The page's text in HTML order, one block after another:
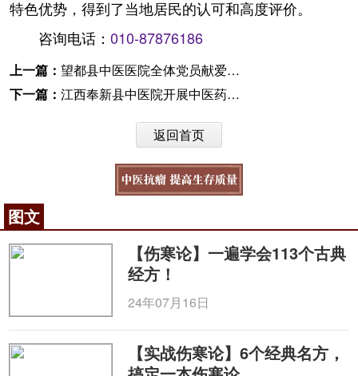
特色优势，得到了当地居民的认可和高度评价。
咨询电话： 010-87876186
上一篇： 望都县中医医院全体党员献爱心援助贫困学生
下一篇： 江西奉新县中医院开展中医药知识培训
返回首页
图文
【伤寒论】一遍学会113个古典
经方！
24年07月16日
【实战伤寒论】6个经典名方，